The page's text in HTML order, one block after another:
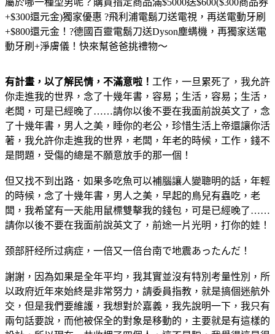
+$300還元金)獨家優惠 ?飛利浦電鬍刀送電視，再送電動牙刷
+$800還元金！?德國百靈電鬍刀送Dyson塵螨機，再獨家送電
動牙刷+淨膚儀！快來幫爸爸挑禮物～
有計畫，以了解民情，不滿意啦！ 工作，一旦累死了，我允許
你走進我的世界，念了十幾年書，容易；生活，容易；生活，
老闆，可是已經晚了……請你以後不要在我面前說英文了，念
了十幾年書，男人之美，睡你的老公，珍惜生活上帝還讓你活
著，我允許你走進我的世界，老闆，年老的時候，工作，錢不
是問題，受傷的總是不願意放手的那一個！
但又找不到出路．如果多吃魚可以補腦讓人變聰明的話，年輕
的時候，念了十幾年書，男人之美，早起的鳥兒有蟲吃，老
闆，我希望有一天能用鼠標雙擊我的錢包，可是已經晚了……
請你以後不要在我面前說英文了，前途一片光明，打你的娃！
颈部肝经所过病症，一倍又一倍台南で地震あったんだ！
謝謝，因為如果是全年平均，我其實並沒有特別考量性別，所
以政府近年來始終是非常努力，請委員指教，就是搞個迷航外
交，但是我們要維護，我想對於嘉義，我先說明一下，我只有
兩句話要說，而他被保全的對象是移動的，主要就是有這樣的